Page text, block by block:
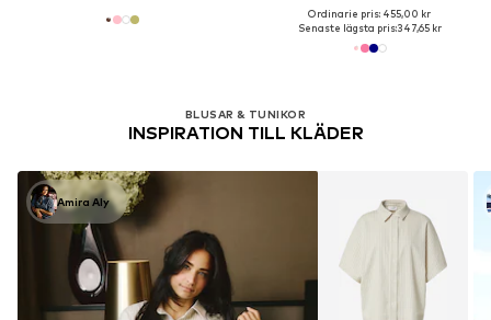
BLUSAR & TUNIKOR
INSPIRATION TILL KLÄDER
Amira Aly
Ordinarie pris: 455,00 kr
Senaste lägsta pris:347,65 kr